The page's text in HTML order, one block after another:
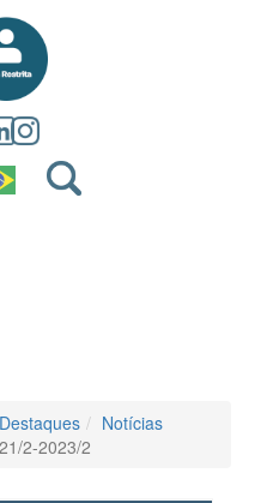
Destaques
Notícias
2-2023/2